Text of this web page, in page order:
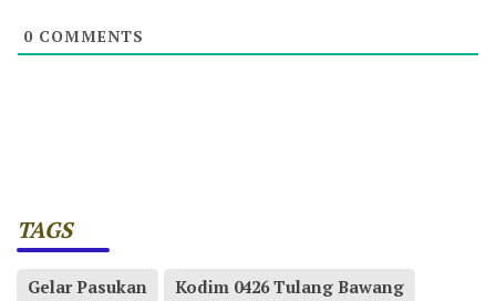
0 COMMENTS
TAGS
Gelar Pasukan Kodim 0426 Tulang Bawang